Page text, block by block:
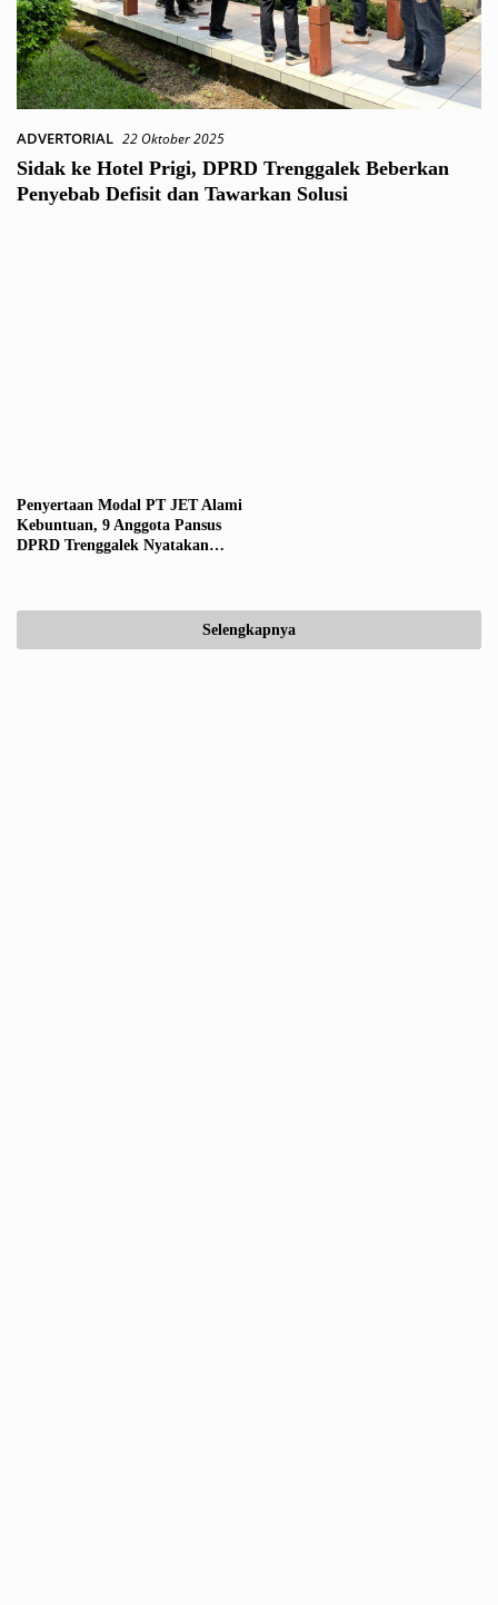
ADVERTORIAL 22 Oktober 2025
Sidak ke Hotel Prigi, DPRD Trenggalek Beberkan
Penyebab Defisit dan Tawarkan Solusi
Penyertaan Modal PT JET Alami
Kebuntuan, 9 Anggota Pansus
DPRD Trenggalek Nyatakan
Selengkapnya